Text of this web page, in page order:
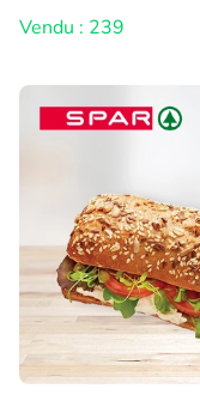
Vendu : 239